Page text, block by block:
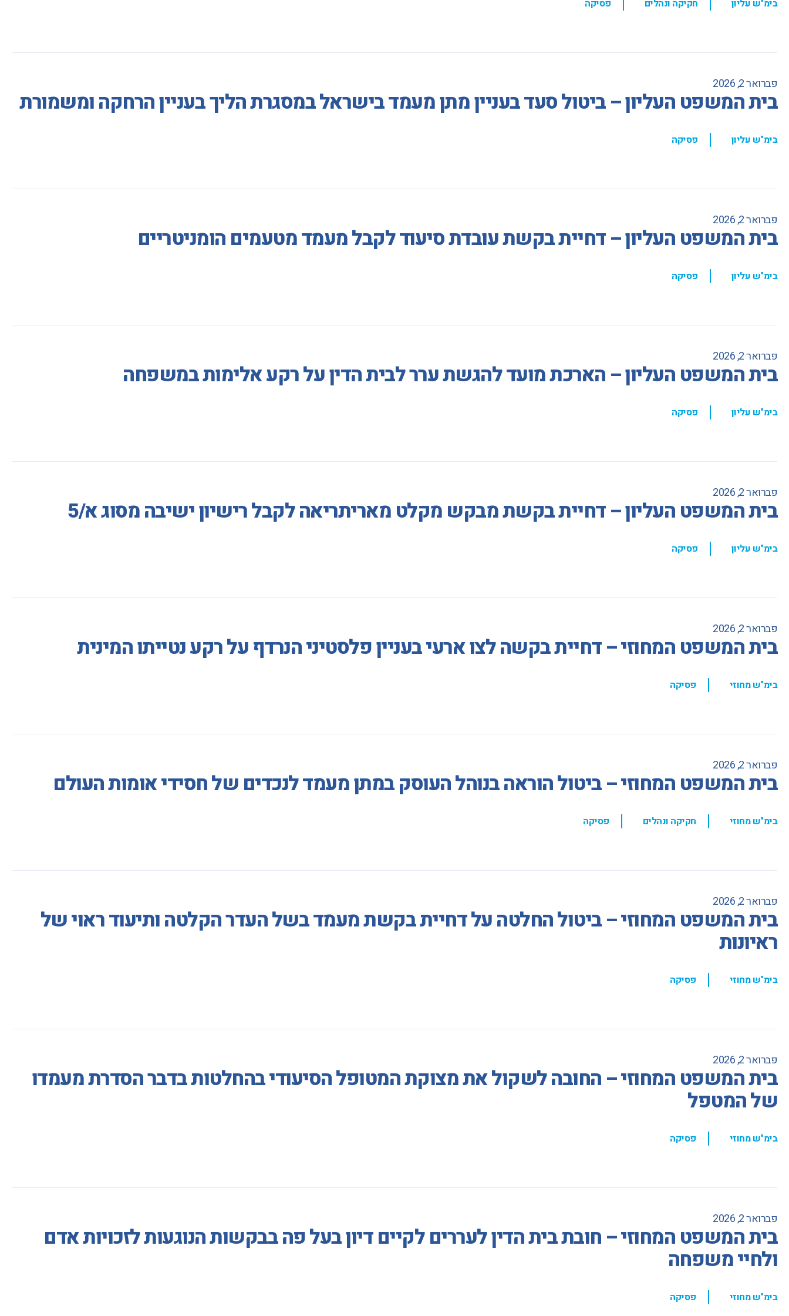
בימ"ש עליון חקיקה ונהלים פסיקה
פברואר 2, 2026
בית המשפט העליון – ביטול סעד בעניין מתן מעמד בישראל במסגרת הליך בעניין הרחקה ומשמורת
בימ"ש עליון , פסיקה
פברואר 2, 2026
בית המשפט העליון – דחיית בקשת עובדת סיעוד לקבל מעמד מטעמים הומניטריים
בימ"ש עליון , פסיקה
פברואר 2, 2026
בית המשפט העליון – הארכת מועד להגשת ערר לבית הדין על רקע אלימות במשפחה
בימ"ש עליון , פסיקה
פברואר 2, 2026
בית המשפט העליון – דחיית בקשת מבקש מקלט מאריתריאה לקבל רישיון ישיבה מסוג א/5
בימ"ש עליון , פסיקה
פברואר 2, 2026
בית המשפט המחוזי – דחיית בקשה לצו ארעי בעניין פלסטיני הנרדף על רקע נטייתו המינית
בימ"ש מחוזי , פסיקה
פברואר 2, 2026
בית המשפט המחוזי – ביטול הוראה בנוהל העוסק במתן מעמד לנכדים של חסידי אומות העולם
בימ"ש מחוזי , חקיקה ונהלים , פסיקה
פברואר 2, 2026
בית המשפט המחוזי – ביטול החלטה על דחיית בקשת מעמד בשל העדר הקלטה ותיעוד ראוי של
ראיונות
בימ"ש מחוזי , פסיקה
פברואר 2, 2026
בית המשפט המחוזי – החובה לשקול את מצוקת המטופל הסיעודי בהחלטות בדבר הסדרת מעמדו
של המטפל
בימ"ש מחוזי , פסיקה
פברואר 2, 2026
בית המשפט המחוזי – חובת בית הדין לעררים לקיים דיון בעל פה בבקשות הנוגעות לזכויות אדם
ולחיי משפחה
בימ"ש מחוזי , פסיקה